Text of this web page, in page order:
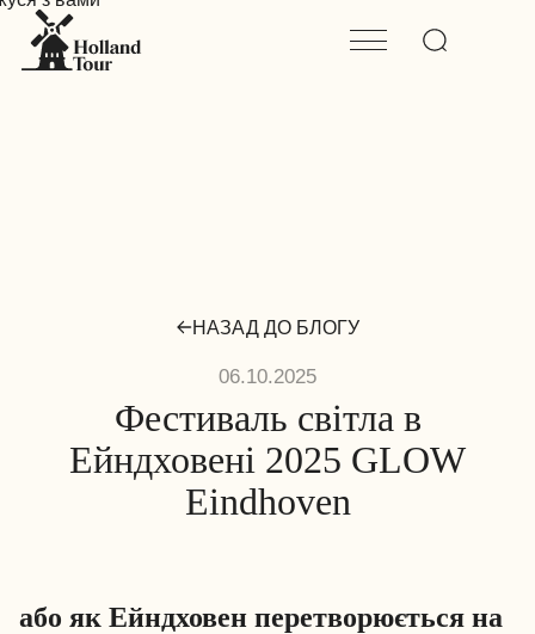
НАЗАД ДО БЛОГУ
06.10.2025
Фестиваль світла в
Ейндховені 2025 GLOW
Eindhoven
або як Ейндховен перетворюється на